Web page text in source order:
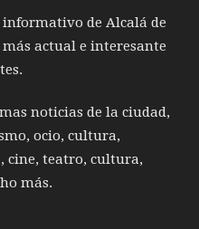
de Alcalá de
actual e interesante
noticias de la ciudad,
ocio, cultura,
cine, teatro, cultura,
más.